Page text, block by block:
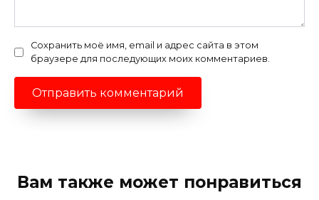
Сохранить моё имя, email и адрес сайта в этом
браузере для последующих моих комментариев.
Вам также может понравиться